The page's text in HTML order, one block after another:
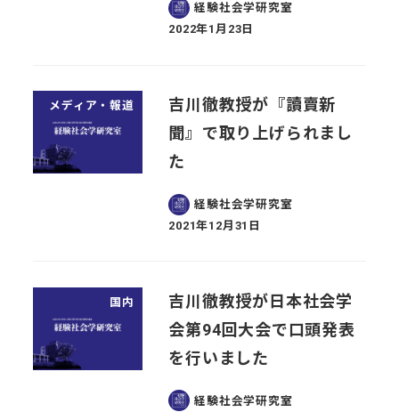
経験社会学研究室
投稿日
2022年1月23日
メディア・報道
吉川徹教授が『讀賣新
聞』で取り上げられまし
た
経験社会学研究室
投稿日
2021年12月31日
国内
吉川徹教授が日本社会学
会第94回大会で口頭発表
を行いました
経験社会学研究室